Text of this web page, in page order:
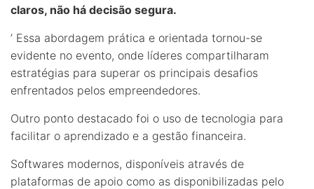
claros, não há decisão segura.
’ Essa abordagem prática e orientada tornou-se
evidente no evento, onde líderes compartilharam
estratégias para superar os principais desafios
enfrentados pelos empreendedores.
Outro ponto destacado foi o uso de tecnologia para
facilitar o aprendizado e a gestão financeira.
Softwares modernos, disponíveis através de
plataformas de apoio como as disponibilizadas pelo